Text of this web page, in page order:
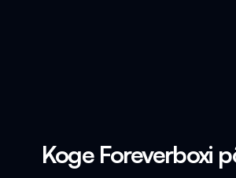
Koge Foreverboxi